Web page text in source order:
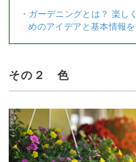
・ ガーデニングとは？ 楽し
めのアイデアと基本情報
その２ 色